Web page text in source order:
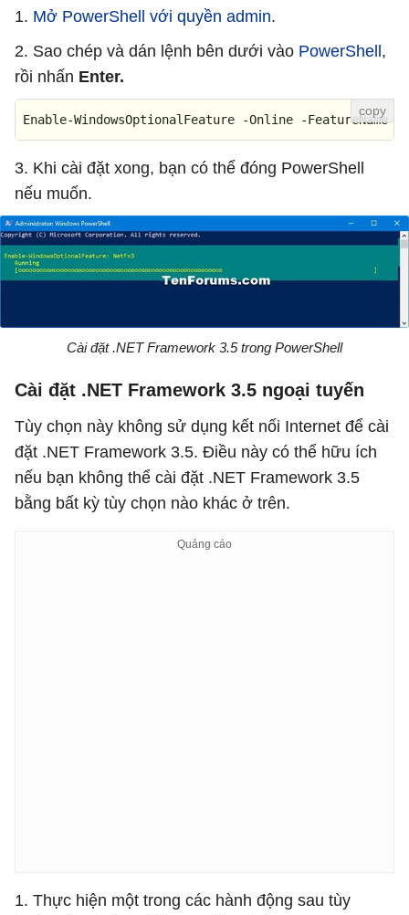
1. Mở PowerShell với quyền admin.
2. Sao chép và dán lệnh bên dưới vào PowerShell ,
rồi nhấn Enter.
Enable-WindowsOptionalFeature -Online -FeatureName
3. Khi cài đặt xong, bạn có thể đóng PowerShell
nếu muốn.
Cài đặt .NET Framework 3.5 trong PowerShell
Cài đặt .NET Framework 3.5 ngoại tuyến
Tùy chọn này không sử dụng kết nối Internet để cài
đặt .NET Framework 3.5. Điều này có thể hữu ích
nếu bạn không thể cài đặt .NET Framework 3.5
bằng bất kỳ tùy chọn nào khác ở trên.
1. Thực hiện một trong các hành động sau tùy